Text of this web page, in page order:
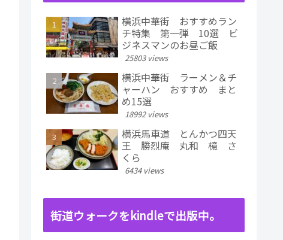
横浜中華街 おすすめラン
チ特集 第一弾 10選 ビ
ジネスマンのお昼ご飯
25803 views
横浜中華街 ラーメン＆チ
ャーハン おすすめ まと
め15選
18992 views
横浜馬車道 とんかつ四天
王 勝烈庵 丸和 檍 さ
くら
6434 views
街道ウォークをkindleで出版中。